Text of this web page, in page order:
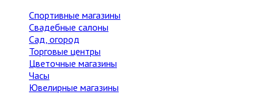
Спортивные магазины
Свадебные салоны
Сад, огород
Торговые центры
Цветочные магазины
Часы
Ювелирные магазины